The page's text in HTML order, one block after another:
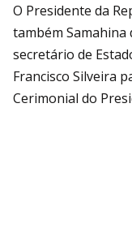
O Presidente da
também Samahina
secretário de
Francisco Silveira
Cerimonial do